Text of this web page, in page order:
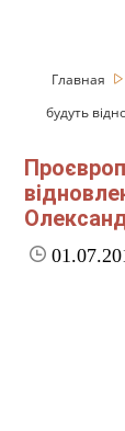
Главная
будуть